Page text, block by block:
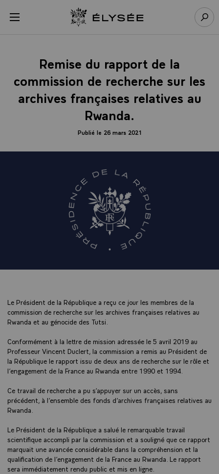
menu Retour à l’accueil Élysée
Remise du rapport de la
commission de recherche sur les
archives françaises relatives au
Rwanda.
Publié le 26 mars 2021
Le Président de la République a reçu ce jour les membres de la
commission de recherche sur les archives françaises relatives au
Rwanda et au génocide des Tutsi.
Conformément à la lettre de mission adressée le 5 avril 2019 au
Professeur Vincent Duclert, la commission a remis au Président de
la République le rapport issu de deux ans de recherche sur le rôle et
l’engagement de la France au Rwanda entre 1990 et 1994.
Ce travail de recherche a pu s’appuyer sur un accès, sans
précédent, à l’ensemble des fonds d’archives françaises relatives au
Rwanda.
Le Président de la République a salué le remarquable travail
scientifique accompli par la commission et a souligné que ce rapport
marquait une avancée considérable dans la compréhension et la
qualification de l’engagement de la France au Rwanda. Le rapport
sera immédiatement rendu public et mis en ligne.
Panneau de gestion des cookies